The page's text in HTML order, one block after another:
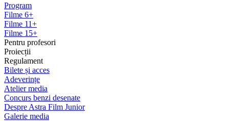
Program
Filme 6+
Filme 11+
Filme 15+
Pentru profesori
Proiecții
Regulament
Bilete și acces
Adeverințe
Atelier media
Concurs benzi desenate
Despre Astra Film Junior
Galerie media